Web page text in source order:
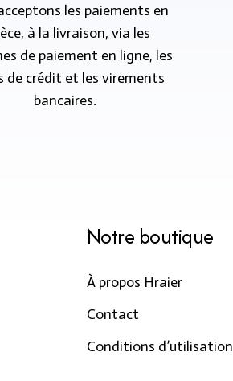
les paiements en
à la livraison, via les
de paiement en ligne, les
de crédit et les virements
bancaires.
Notre boutique
À propos Hraier
Contact
Conditions d’utilisation